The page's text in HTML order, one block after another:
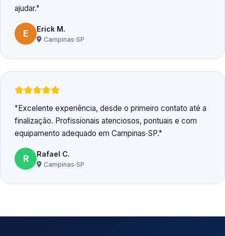
ajudar.
E Erick M.
Campinas‑SP
Excelente experiência, desde o primeiro contato até a
finalização. Profissionais atenciosos, pontuais e com
equipamento adequado em Campinas‑SP.
R Rafael C.
Campinas‑SP